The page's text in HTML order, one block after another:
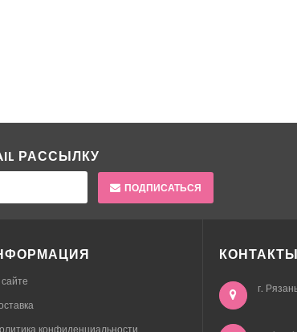
РАССЫЛКУ
ПОДПИСАТЬСЯ
конфиденциальности
КОНТАКТЫ
г.